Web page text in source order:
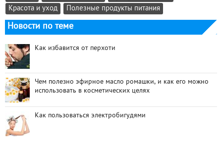
Красота и уход
Полезные продукты питания
Новости по теме
Как избавится от перхоти
Чем полезно эфирное масло ромашки, и как его можно
использовать в косметических целях
Как пользоваться электробигудями